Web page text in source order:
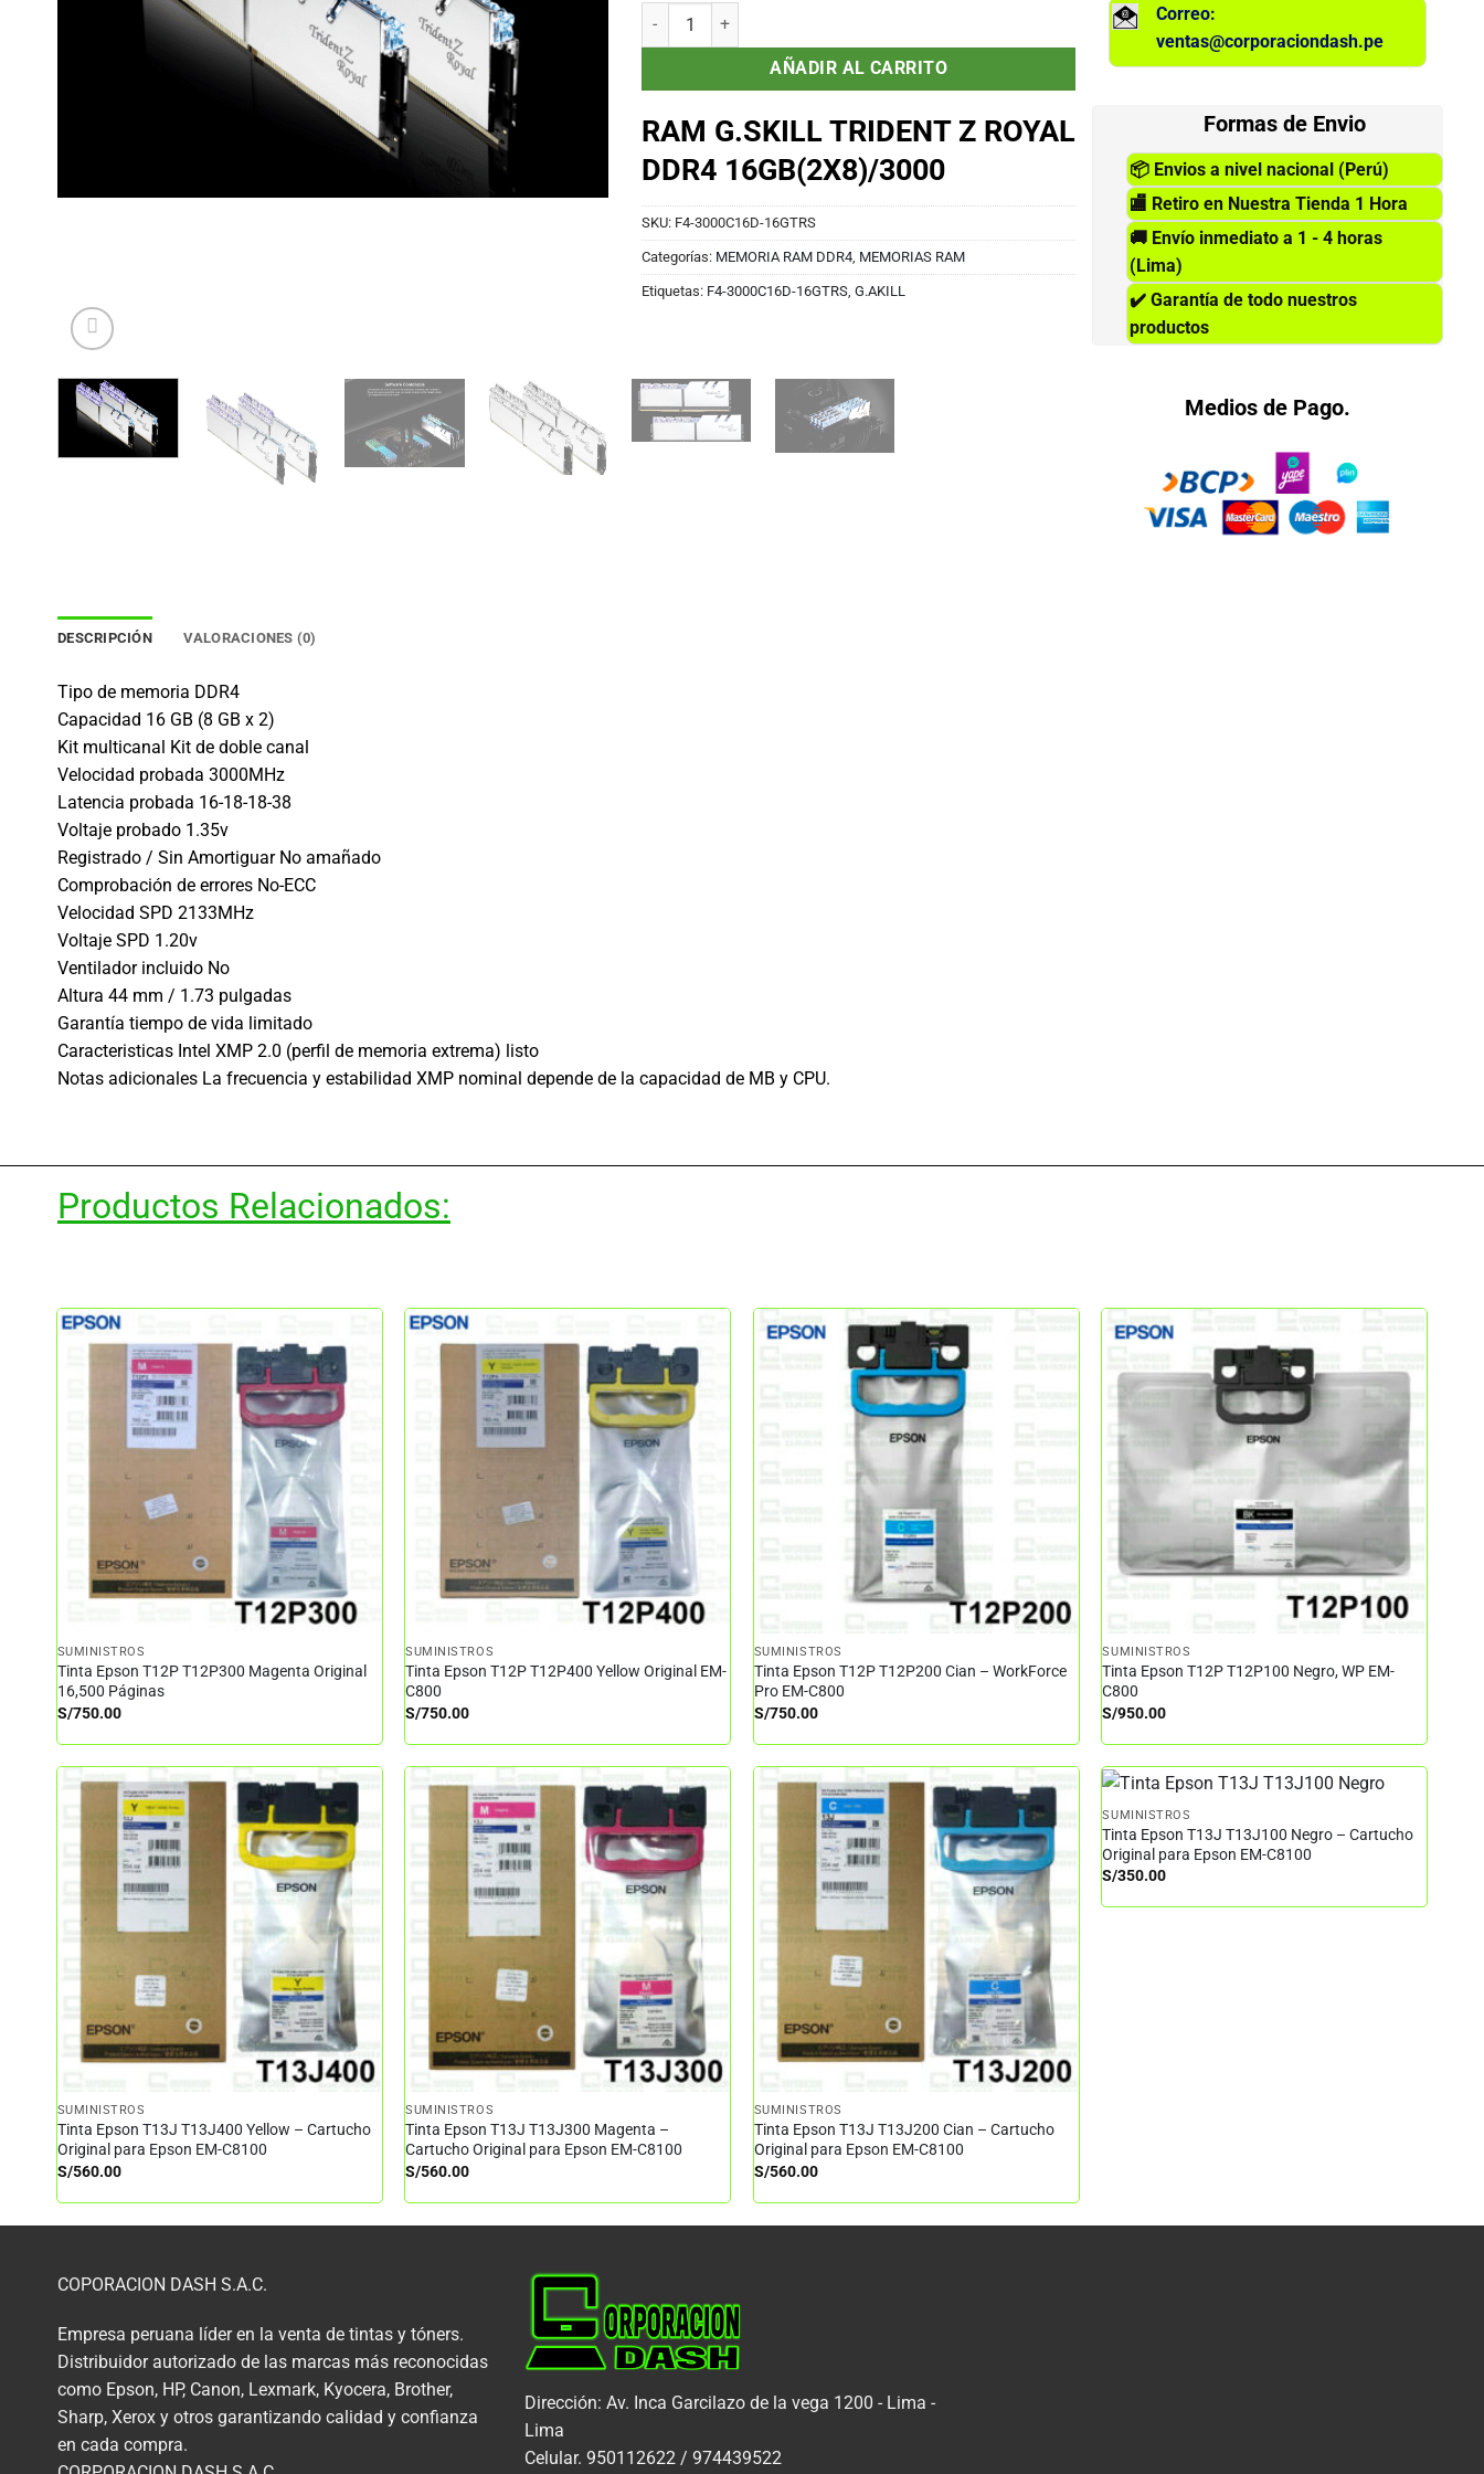
Memoria G.Skill Trident Z royal 16GB (8GB x 2), DDR4, 3000 MHz LED- RGB cantidad
AÑADIR AL CARRITO
RAM G.SKILL TRIDENT Z ROYAL
DDR4 16GB(2X8)/3000
SKU: F4-3000C16D-16GTRS
Categorías: MEMORIA RAM DDR4 MEMORIAS RAM
Etiquetas: F4-3000C16D-16GTRS ,G.AKILL
Correo:
ventas@corporaciondash.pe
Formas de Envio
📦 Envios a nivel nacional (Perú)
🏬 Retiro en Nuestra Tienda 1 Hora
🚚 Envío inmediato a 1 - 4 horas
(Lima)
✔️ Garantía de todo nuestros
productos
Medios de Pago.
DESCRIPCIÓN VALORACIONES (0)
Tipo de memoria DDR4
Capacidad 16 GB (8 GB x 2)
Kit multicanal Kit de doble canal
Velocidad probada 3000MHz
Latencia probada 16-18-18-38
Voltaje probado 1.35v
Registrado / Sin Amortiguar No amañado
Comprobación de errores No-ECC
Velocidad SPD 2133MHz
Voltaje SPD 1.20v
Ventilador incluido No
Altura 44 mm / 1.73 pulgadas
Garantía tiempo de vida limitado
Caracteristicas Intel XMP 2.0 (perfil de memoria extrema) listo
Notas adicionales La frecuencia y estabilidad XMP nominal depende de la capacidad de MB y CPU.
Productos Relacionados:
SUMINISTROS
Tinta Epson T12P T12P300 Magenta Original
16,500 Páginas
S/750.00
SUMINISTROS
Tinta Epson T12P T12P400 Yellow Original EM-
C800
S/750.00
SUMINISTROS
Tinta Epson T12P T12P200 Cian – WorkForce
Pro EM-C800
S/750.00
SUMINISTROS
Tinta Epson T12P T12P100 Negro, WP EM-
C800
S/950.00
SUMINISTROS
Tinta Epson T13J T13J400 Yellow – Cartucho
Original para Epson EM-C8100
S/560.00
SUMINISTROS
Tinta Epson T13J T13J300 Magenta –
Cartucho Original para Epson EM-C8100
S/560.00
SUMINISTROS
Tinta Epson T13J T13J200 Cian – Cartucho
Original para Epson EM-C8100
S/560.00
SUMINISTROS
Tinta Epson T13J T13J100 Negro – Cartucho
Original para Epson EM-C8100
S/350.00
COPORACION DASH S.A.C.
Empresa peruana líder en la venta de tintas y tóners.
Distribuidor autorizado de las marcas más reconocidas
como Epson, HP, Canon, Lexmark, Kyocera, Brother,
Sharp, Xerox y otros garantizando calidad y confianza
en cada compra.
Dirección: Av. Inca Garcilazo de la vega 1200 - Lima -
Lima
Celular. 950112622 / 974439522